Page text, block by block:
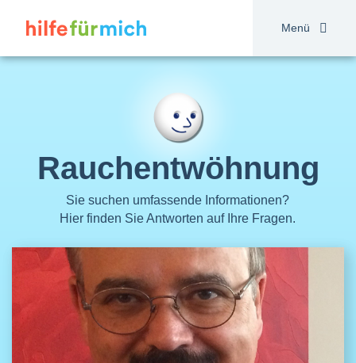
Inhalt
Menü
Rauchentwöhnung
Sie suchen umfassende Informationen?
Hier finden Sie Antworten auf Ihre Fragen.